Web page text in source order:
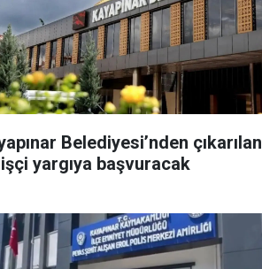
Belediyesi’nden çıkarılan
yargıya başvuracak